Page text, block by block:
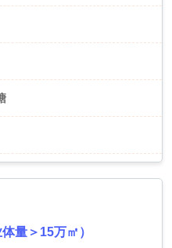
量＞15万㎡）